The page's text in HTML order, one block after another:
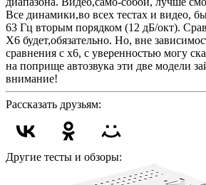
Все динамики,во всех тестах и видео,
63 Гц вторым порядком (12 дБ/окт).
X6 будет,обязательно. Но, вне
сравнения с х6, с уверенностью могу
на поприще автозвука эти две модели
внимание!
Рассказать друзьям:
Другие тесты и обзоры: